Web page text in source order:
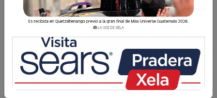
importantes de la exploración espacial moderna, ya que
busca ll
La NASA presentó este martes a los cuatro
astronautas que integrarán la misión Artemis III,
programada para 2027 y considerada uno de los
proyectos más importantes de la exploración espacial
moderna, ya que busca ll...